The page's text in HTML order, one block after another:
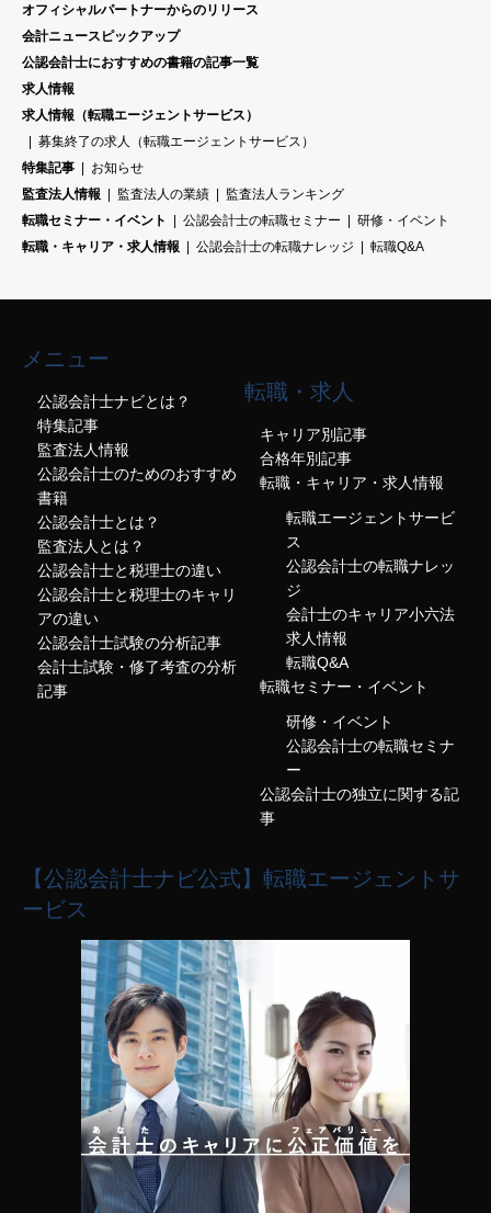
オフィシャルパートナーからのリリース
会計ニュースピックアップ
公認会計士におすすめの書籍の記事一覧
求人情報
求人情報（転職エージェントサービス）
募集終了の求人（転職エージェントサービス）
特集記事
お知らせ
監査法人情報
監査法人の業績
監査法人ランキング
転職セミナー・イベント
公認会計士の転職セミナー
研修・イベント
転職・キャリア・求人情報
公認会計士の転職ナレッジ 転職Q&A
メニュー
公認会計士ナビとは？
特集記事
監査法人情報
公認会計士のためのおすすめ
書籍
公認会計士とは？
監査法人とは？
公認会計士と税理士の違い
公認会計士と税理士のキャリ
アの違い
公認会計士試験の分析記事
会計士試験・修了考査の分析
記事
転職・求人
キャリア別記事
合格年別記事
転職・キャリア・求人情報
転職エージェントサービ
ス
公認会計士の転職ナレッ
ジ
会計士のキャリア小六法
求人情報
転職Q&A
転職セミナー・イベント
研修・イベント
公認会計士の転職セミナ
ー
公認会計士の独立に関する記
事
【公認会計士ナビ公式】転職エージェントサ
ービス